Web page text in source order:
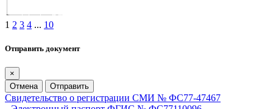
1 2 3 4 ... 10
Отправить документ
×
Отмена
Отправить
Свидетельство о регистрации СМИ № ФС77-47467